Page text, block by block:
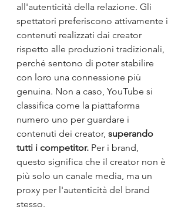
all'autenticità della relazione. Gli
spettatori preferiscono attivamente i
contenuti realizzati dai creator
rispetto alle produzioni tradizionali,
perché sentono di poter stabilire
con loro una connessione più
genuina. Non a caso, YouTube si
classifica come la piattaforma
numero uno per guardare i
contenuti dei creator, superando
tutti i competitor. Per i brand,
questo significa che il creator non è
più solo un canale media, ma un
proxy per l'autenticità del brand
stesso.